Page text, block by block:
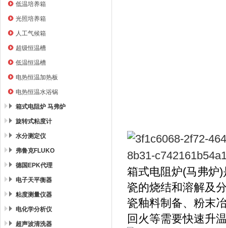
低温培养箱
光照培养箱
人工气候箱
超级恒温槽
低温恒温槽
电热恒温加热板
电热恒温水浴锅
箱式电阻炉 马弗炉
旋转式粘度计
水分测定仪
弗鲁克FLUKO
德国EPK代理
电子天平衡器
粘度测量仪器
电化学分析仪
超声波清洗器
箱式电阻炉(马弗炉)
瓷的烧结和溶解及
瓷釉料制备、粉末
回火等需要快速升